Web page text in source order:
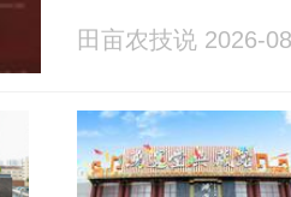
田亩农技说 2026-